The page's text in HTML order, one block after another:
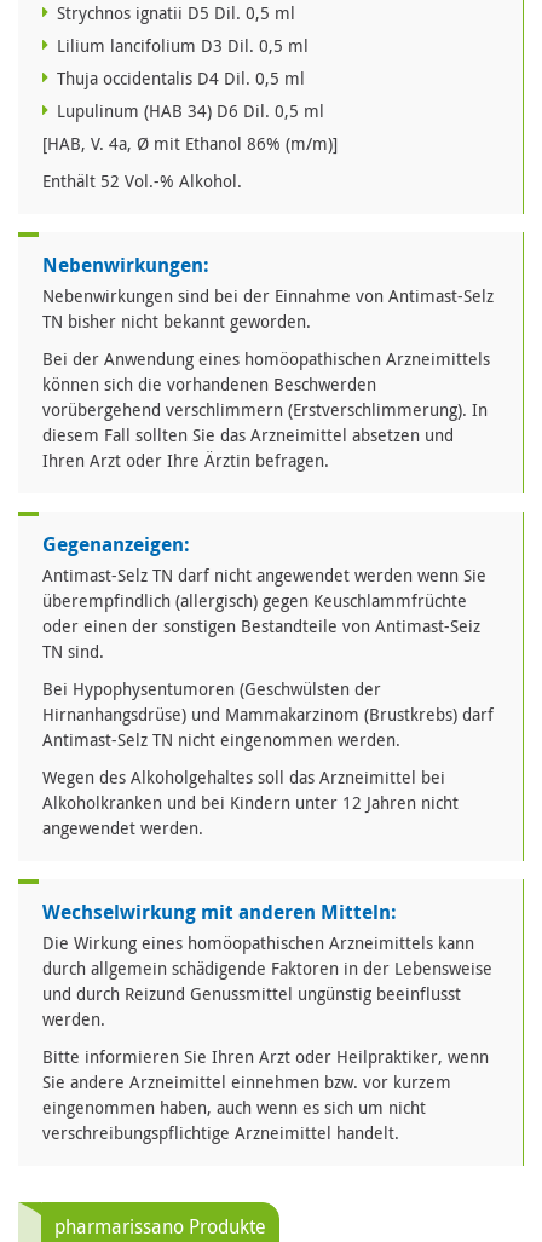
Strychnos ignatii D5 Dil. 0,5 ml
Lilium lancifolium D3 Dil. 0,5 ml
Thuja occidentalis D4 Dil. 0,5 ml
Lupulinum (HAB 34) D6 Dil. 0,5 ml
[HAB, V. 4a, Ø mit Ethanol 86% (m/m)]
Enthält 52 Vol.-% Alkohol.
Nebenwirkungen:
Nebenwirkungen sind bei der Einnahme von Antimast-Selz
TN bisher nicht bekannt geworden.
Bei der Anwendung eines homöopathischen Arzneimittels
können sich die vorhandenen Beschwerden
vorübergehend verschlimmern (Erstverschlimmerung). In
diesem Fall sollten Sie das Arzneimittel absetzen und
Ihren Arzt oder Ihre Ärztin befragen.
Gegenanzeigen:
Antimast-Selz TN darf nicht angewendet werden wenn Sie
überempfindlich (allergisch) gegen Keuschlammfrüchte
oder einen der sonstigen Bestandteile von Antimast-Seiz
TN sind.
Bei Hypophysentumoren (Geschwülsten der
Hirnanhangsdrüse) und Mammakarzinom (Brustkrebs) darf
Antimast-Selz TN nicht eingenommen werden.
Wegen des Alkoholgehaltes soll das Arzneimittel bei
Alkoholkranken und bei Kindern unter 12 Jahren nicht
angewendet werden.
Wechselwirkung mit anderen Mitteln:
Die Wirkung eines homöopathischen Arzneimittels kann
durch allgemein schädigende Faktoren in der Lebensweise
und durch Reizund Genussmittel ungünstig beeinflusst
werden.
Bitte informieren Sie Ihren Arzt oder Heilpraktiker, wenn
Sie andere Arzneimittel einnehmen bzw. vor kurzem
eingenommen haben, auch wenn es sich um nicht
verschreibungspflichtige Arzneimittel handelt.
pharmarissano Produkte